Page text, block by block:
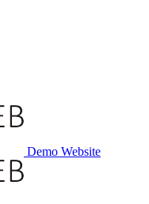
Demo Website